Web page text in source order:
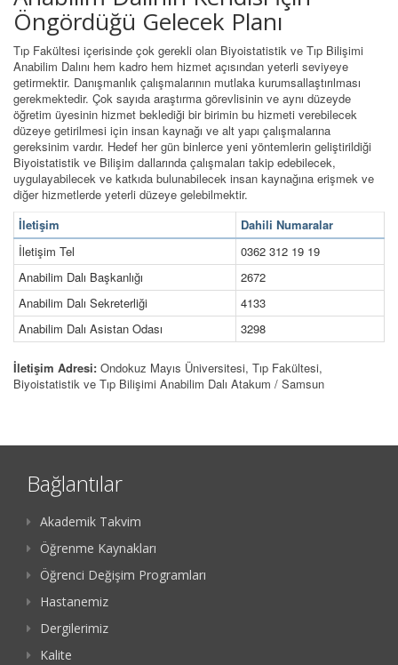
Öngördüğü Gelecek Planı
Tıp Fakültesi içerisinde çok gerekli olan Biyoistatistik ve Tıp Bilişimi
Anabilim Dalını hem kadro hem hizmet açısından yeterli seviyeye
getirmektir. Danışmanlık çalışmalarının mutlaka kurumsallaştırılması
gerekmektedir. Çok sayıda araştırma görevlisinin ve aynı düzeyde
öğretim üyesinin hizmet beklediği bir birimin bu hizmeti verebilecek
düzeye getirilmesi için insan kaynağı ve alt yapı çalışmalarına
gereksinim vardır. Hedef her gün binlerce yeni yöntemlerin geliştirildiği
Biyoistatistik ve Bilişim dallarında çalışmaları takip edebilecek,
uygulayabilecek ve katkıda bulunabilecek insan kaynağına erişmek ve
diğer hizmetlerde yeterli düzeye gelebilmektir.
İletişim
Dahili Numaralar
İletişim Tel
0362 312 19 19
Anabilim Dalı Başkanlığı
2672
Anabilim Dalı Sekreterliği
4133
Anabilim Dalı Asistan Odası
3298
İletişim Adresi: Ondokuz Mayıs Üniversitesi, Tıp Fakültesi,
Biyoistatistik ve Tıp Bilişimi Anabilim Dalı Atakum / Samsun
Bağlantılar
Akademik Takvim
Öğrenme Kaynakları
Öğrenci Değişim Programları
Hastanemiz
Dergilerimiz
Kalite